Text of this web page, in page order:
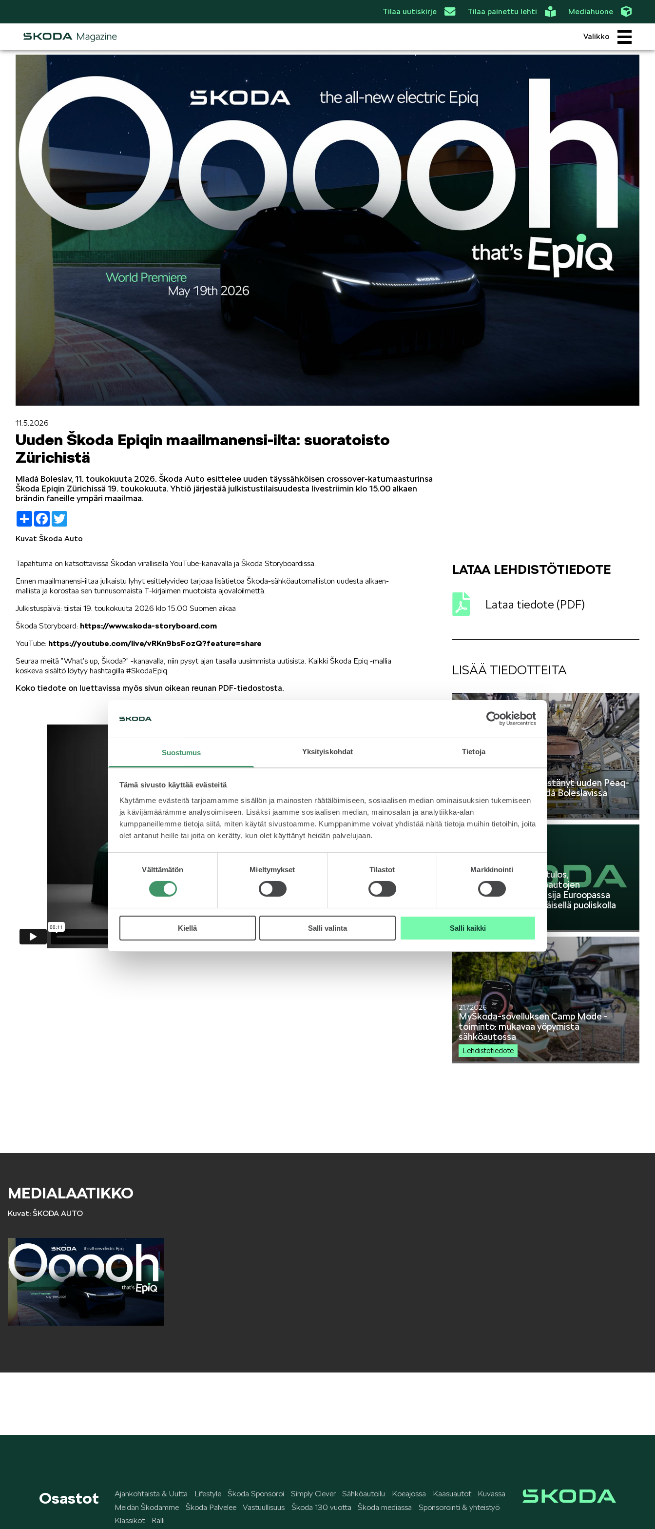
Suostumus Yksityiskohdat Tietoja
Tämä sivusto käyttää evästeitä
Käytämme evästeitä tarjoamamme sisällön ja mainosten räätälöimiseen, sosiaalisen median ominaisuuksien tukemiseen
ja kävijämäärämme analysoimiseen. Lisäksi jaamme sosiaalisen median, mainosalan ja analytiikka-alan
kumppaneillemme tietoja siitä, miten käytät sivustoamme. Kumppanimme voivat yhdistää näitä tietoja muihin tietoihin, joita
olet antanut heille tai joita on kerätty, kun olet käyttänyt heidän palvelujaan.
Välttämätön Mieltymykset Tilastot Markkinointi
Kiellä Salli valinta Salli kaikki
Tilaa uutiskirje Tilaa painettu lehti Mediahuone
Valikko
Osastot
AJANKOHTAISTA & UUTTA LIFESTYLE ŠKODA SPONSOROI
SÄHKÖAUTOILU KOEAJOSSA KUVASSA
MEIDÄN ŠKODAMME VASTUULLISUUS ŠKODA 130 VUOTTA
ŠKODA MEDIASSA
Mallit
FABIA OCTAVIA SCALA
KAROQ KODIAQ ENYAQ
ELROQ EPIQ
11.5.2026
Uuden Škoda Epiqin maailmanensi-ilta: suoratoisto
Zürichistä
Mladá Boleslav, 11. toukokuuta 2026. Škoda Auto esittelee uuden täyssähköisen crossover-katumaasturinsa
Škoda Epiqin Zürichissä 19. toukokuuta. Yhtiö järjestää julkistustilaisuudesta livestriimin klo 15.00 alkaen
brändin faneille ympäri maailmaa.
Share Facebook
Kuvat Škoda Auto
Tapahtuma on katsottavissa Škodan virallisella YouTube-kanavalla ja Škoda Storyboardissa.
Ennen maailmanensi-iltaa julkaistu lyhyt esittelyvideo tarjoaa lisätietoa Škoda-sähköautomalliston uudesta alkaen-
mallista ja korostaa sen tunnusomaista T-kirjaimen muotoista ajovaloilmettä.
Julkistuspäivä: tiistai 19. toukokuuta 2026 klo 15.00 Suomen aikaa
Škoda Storyboard: https://www.skoda-storyboard.com
YouTube: https://youtube.com/live/vRKn9bsFozQ?feature=share
Seuraa meitä ”What’s up, Škoda?” -kanavalla, niin pysyt ajan tasalla uusimmista uutisista. Kaikki Škoda Epiq -mallia
koskeva sisältö löytyy hashtagilla #SkodaEpiq.
Koko tiedote on luettavissa myös sivun oikean reunan PDF-tiedostosta.
LATAA LEHDISTÖTIEDOTE
Lataa tiedote (PDF)
LISÄÄ TIEDOTTEITA
Škoda Auto on käynnistänyt uuden Peaq-
mallin tuotannon Mladá Boleslavissa
24.7.2026
Škoda Autolta vahva tulos,
ennätykselliset sähköautojen
toimitukset ja toinen sija Euroopassa
vuoden 2026 ensimmäisellä puoliskolla
Lehdistötiedote
21.7.2026
MyŠkoda-sovelluksen Camp Mode -
toiminto: mukavaa yöpymistä
sähköautossa
Lehdistötiedote
MEDIALAATIKKO
Kuvat: ŠKODA AUTO
Osastot Ajankohtaista & Uutta Lifestyle Škoda Sponsoroi Simply Clever Sähköautoilu Koeajossa Kaasuautot
Kuvassa
Meidän Škodamme
Škoda Palvelee Vastuullisuus Škoda 130 vuotta Škoda mediassa
Sponsorointi & yhteistyö
Klassikot
Ralli